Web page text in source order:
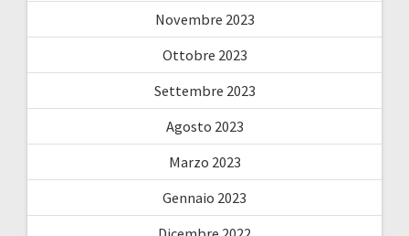
Novembre 2023
Ottobre 2023
Settembre 2023
Agosto 2023
Marzo 2023
Gennaio 2023